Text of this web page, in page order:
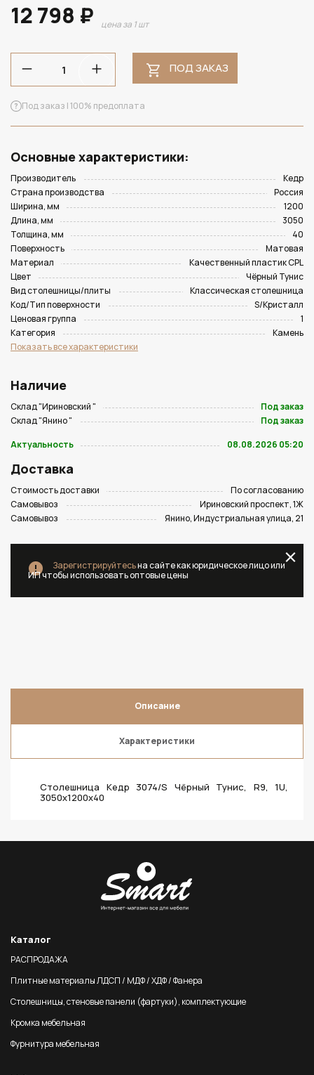
12 798 ₽ цена за 1 шт
ПОД ЗАКАЗ
Под заказ | 100% предоплата
Основные характеристики:
Производитель
Кедр
Страна производства
Россия
Ширина, мм
1200
Длина, мм
3050
Толщина, мм
40
Поверхность
Матовая
Материал
Качественный пластик CPL
Цвет
Чёрный Тунис
Вид столешницы/плиты
Классическая столешница
Код/Тип поверхности
S/Кристалл
Ценовая группа
1
Категория
Камень
Показать все характеристики
Наличие
Склад "Ириновский "
Под заказ
Склад "Янино "
Под заказ
Актуальность
08.08.2026 05:20
Доставка
Стоимость доставки
По согласованию
Самовывоз
Ириновский проспект, 1Ж
Самовывоз
Янино, Индустриальная улица, 21
Зарегистрируйтесьна сайте как юридическое лицо или
ИП чтобы использовать оптовые цены
Описание
Характеристики
Столешница Кедр 3074/S Чёрный Тунис, R9, 1U,
3050х1200х40
Каталог
РАСПРОДАЖА
Плитные материалы ЛДСП / МДФ / ХДФ / Фанера
Столешницы, стеновые панели (фартуки), комплектующие
Кромка мебельная
Фурнитура мебельная